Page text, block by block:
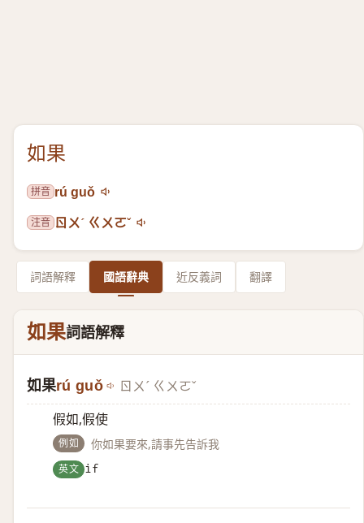
如果
拼音 rú guǒ
注音 ㄖㄨˊ ㄍㄨㄛˇ
詞語解釋 國語辭典 近反義詞 翻譯
如果詞語解釋
如果rú guǒ ㄖㄨˊ ㄍㄨㄛˇ
假如,假使
例如 你如果要來,請事先告訴我
英文 if